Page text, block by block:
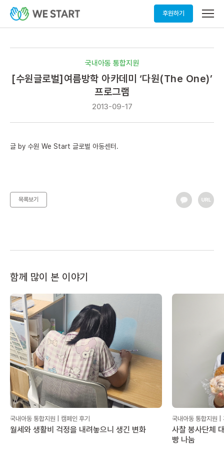
후원하기
메
열
국내아동 통합지원
[수원글로벌]여름방학 아카데미 ‘다원(The One)’
프로그램
2013-09-17
글 by 수원 We Start 글로벌 아동센터 .
목록보기
함께 많이 본 이야기
국내아동 통합지원 | 캠페인 후기
월세와 생활비 걱정을 내려놓으니 생긴 변화
국내아동 통합지원 |
사찰 봉사단체
빵 나눔